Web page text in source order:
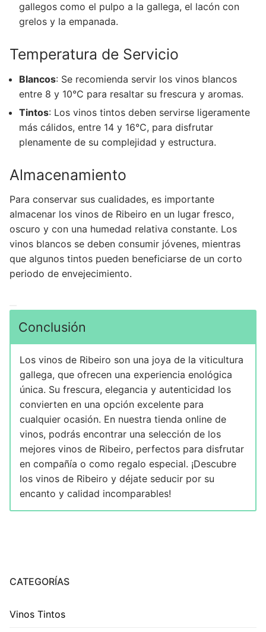
gallegos como el pulpo a la gallega, el lacón con
grelos y la empanada.
Temperatura de Servicio
Blancos: Se recomienda servir los vinos blancos
entre 8 y 10°C para resaltar su frescura y aromas.
Tintos: Los vinos tintos deben servirse ligeramente
más cálidos, entre 14 y 16°C, para disfrutar
plenamente de su complejidad y estructura.
Almacenamiento
Para conservar sus cualidades, es importante
almacenar los vinos de Ribeiro en un lugar fresco,
oscuro y con una humedad relativa constante. Los
vinos blancos se deben consumir jóvenes, mientras
que algunos tintos pueden beneficiarse de un corto
periodo de envejecimiento.
Conclusión
Los vinos de Ribeiro son una joya de la viticultura
gallega, que ofrecen una experiencia enológica
única. Su frescura, elegancia y autenticidad los
convierten en una opción excelente para
cualquier ocasión. En nuestra tienda online de
vinos, podrás encontrar una selección de los
mejores vinos de Ribeiro, perfectos para disfrutar
en compañía o como regalo especial. ¡Descubre
los vinos de Ribeiro y déjate seducir por su
encanto y calidad incomparables!
CATEGORÍAS
Vinos Tintos